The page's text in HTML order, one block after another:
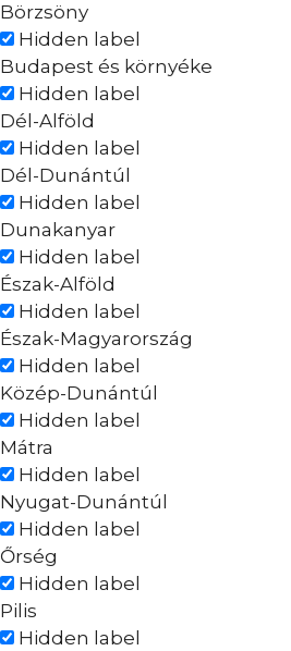
Börzsöny
Hidden label
Budapest és környéke
Hidden label
Dél-Alföld
Hidden label
Dél-Dunántúl
Hidden label
Dunakanyar
Hidden label
Észak-Alföld
Hidden label
Észak-Magyarország
Hidden label
Közép-Dunántúl
Hidden label
Mátra
Hidden label
Nyugat-Dunántúl
Hidden label
Őrség
Hidden label
Pilis
Hidden label